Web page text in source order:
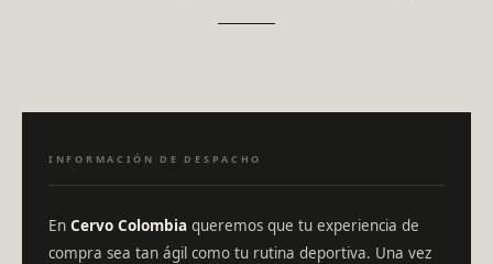
INFORMACIÓN DE DESPACHO
En Cervo Colombia queremos que tu experiencia de
compra sea tan ágil como tu rutina deportiva. Una vez